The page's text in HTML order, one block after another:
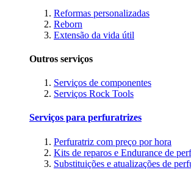
Reformas personalizadas
Reborn
Extensão da vida útil
Outros serviços
Serviços de componentes
Serviços Rock Tools
Serviços para perfuratrizes
Perfuratriz com preço por hora
Kits de reparos e Endurance de
Substituições e atualizações de